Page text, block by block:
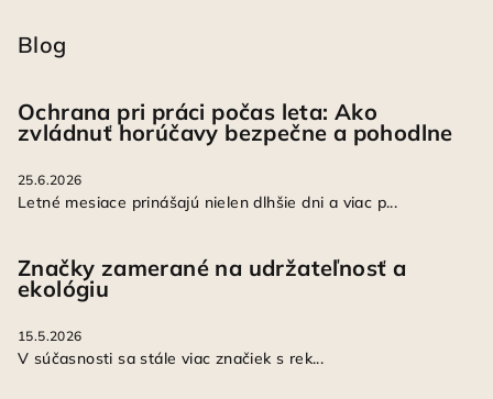
Blog
Ochrana pri práci počas leta: Ako
zvládnuť horúčavy bezpečne a pohodlne
25.6.2026
Letné mesiace prinášajú nielen dlhšie dni a viac p...
Značky zamerané na udržateľnosť a
ekológiu
15.5.2026
V súčasnosti sa stále viac značiek s rek...